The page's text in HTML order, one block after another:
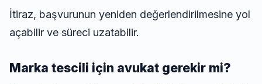
İtiraz, başvurunun yeniden değerlendirilmesine yol
açabilir ve süreci uzatabilir.
Marka tescili için avukat gerekir mi?